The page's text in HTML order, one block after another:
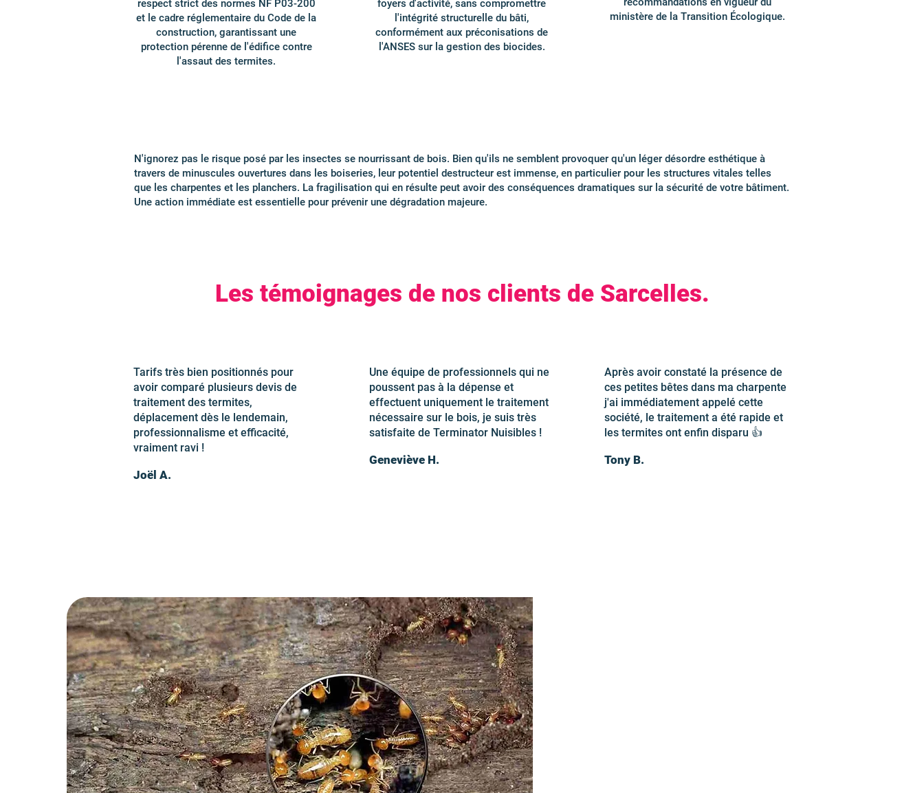
respect strict des normes NF P03-200
et le cadre réglementaire du Code de la
construction, garantissant une
protection pérenne de l'édifice contre
l'assaut des termites.
foyers d'activité, sans compromettre
l'intégrité structurelle du bâti,
conformément aux préconisations de
l'ANSES sur la gestion des biocides.
ministère de la Transition Écologique.
N'ignorez pas le risque posé par les insectes se nourrissant de bois. Bien qu'ils ne semblent provoquer qu'un léger désordre esthétique à
travers de minuscules ouvertures dans les boiseries, leur potentiel destructeur est immense, en particulier pour les structures vitales telles
que les charpentes et les planchers. La fragilisation qui en résulte peut avoir des conséquences dramatiques sur la sécurité de votre bâtiment.
Une action immédiate est essentielle pour prévenir une dégradation majeure.
Les témoignages de nos clients de Sarcelles.
Tarifs très bien positionnés pour
avoir comparé plusieurs devis de
traitement des termites,
déplacement dès le lendemain,
professionnalisme et efficacité,
vraiment ravi !
Joël A.
Une équipe de professionnels qui ne
poussent pas à la dépense et
effectuent uniquement le traitement
nécessaire sur le bois, je suis très
satisfaite de Terminator Nuisibles !
Geneviève H.
Après avoir constaté la présence de
ces petites bêtes dans ma charpente
j'ai immédiatement appelé cette
société, le traitement a été rapide et
les termites ont enfin disparu 👍
Tony B.